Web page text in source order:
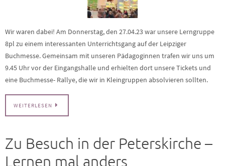
Wir waren dabei! Am Donnerstag, den 27.04.23 war unsere Lerngruppe
8pl zu einem interessanten Unterrichtsgang auf der Leipziger
Buchmesse. Gemeinsam mit unseren Pädagoginnen trafen wir uns um
9.45 Uhr vor der Eingangshalle und erhielten dort unsere Tickets und
eine Buchmesse- Rallye, die wir in Kleingruppen absolvieren sollten.
WEITERLESEN
Zu Besuch in der Peterskirche –
Lernen mal anders